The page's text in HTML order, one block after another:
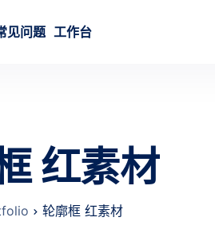
见问题 工作台
红素材
轮廓框 红素材